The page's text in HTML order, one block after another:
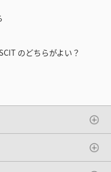
のどちらがよい？